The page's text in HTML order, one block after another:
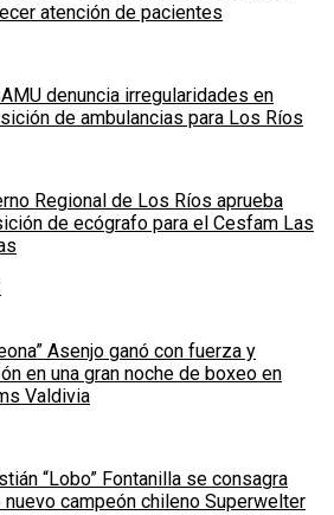
atención de pacientes
denuncia irregularidades en
de ambulancias para Los Ríos
Regional de Los Ríos aprueba
de ecógrafo para el Cesfam Las
Asenjo ganó con fuerza y
en una gran noche de boxeo en
Valdivia
“Lobo” Fontanilla se consagra
nuevo campeón chileno Superwelter